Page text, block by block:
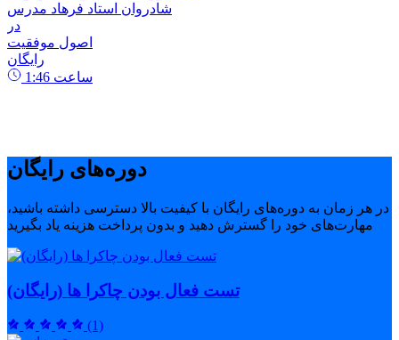
شادروان استاد فرهاد مدرس
در
اصول موفقیت
رایگان
1:46 ساعت
دوره‌های رایگان
در هر زمان به دوره‌های رایگان با کیفیت بالا دسترسی داشته باشید،
مهارت‌های خود را گسترش دهید و بدون پرداخت هزینه یاد بگیرید
تست فعال بودن چاکرا ها (رایگان)
(1)